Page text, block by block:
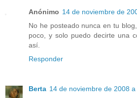
Anónimo 14 de noviembre de
No he posteado nunca en tu
poco, y solo puedo decirte una
así.
Responder
Berta 14 de noviembre de 2008 a